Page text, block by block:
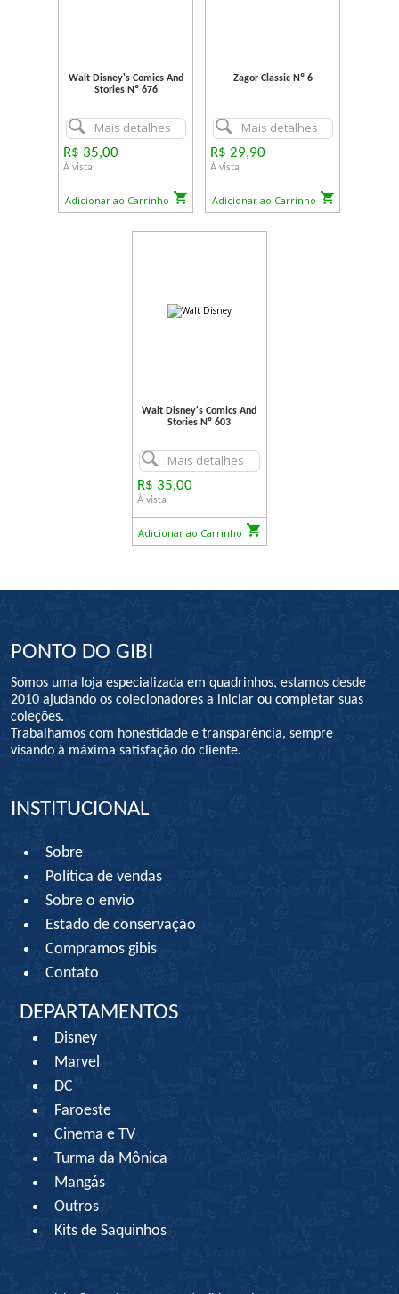
Walt Disney's Comics And
Stories Nº 676
Mais detalhes
R$ 35,00
À vista
Adicionar ao Carrinho
Zagor Classic Nº 6
Mais detalhes
R$ 29,90
À vista
Adicionar ao Carrinho
Walt Disney's Comics And
Stories Nº 603
Mais detalhes
R$ 35,00
À vista
Adicionar ao Carrinho
PONTO DO GIBI
Somos uma loja especializada em quadrinhos, estamos desde
2010 ajudando os colecionadores a iniciar ou completar suas
coleções.
Trabalhamos com honestidade e transparência, sempre
visando à máxima satisfação do cliente.
INSTITUCIONAL
Sobre
Política de vendas
Sobre o envio
Estado de conservação
Compramos gibis
Contato
DEPARTAMENTOS
Disney
Marvel
DC
Faroeste
Cinema e TV
Turma da Mônica
Mangás
Outros
Kits de Saquinhos